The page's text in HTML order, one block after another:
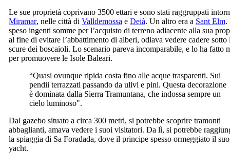
Le sue proprietà coprivano 3500 ettari e sono stati raggruppati
Miramar, nelle città di Valldemossa e Deià. Un altro era a Sant Elm.
speso ingenti somme per l’acquisto di terreno adiacente alla sua
al fine di evitare l’abbattimento di alberi, odiava vedere cadere sotto
scure dei boscaioli. Lo scenario pareva incomparabile, e lo ha fatto
per promuovere le Isole Baleari.
“Quasi ovunque ripida costa fino alle acque trasparenti. Sui
pendii terrazzati passando da ulivi e pini. Questa decorazione
è dominata dalla Sierra Tramuntana, che indossa sempre un
cielo luminoso".
Dal gazebo situato a circa 300 metri, si potrebbe scoprire tramonti
abbaglianti, amava vedere i suoi visitatori. Da lì, si potrebbe
la spiaggia di Sa Foradada, dove il principe spesso ormeggiato il suo
yacht.